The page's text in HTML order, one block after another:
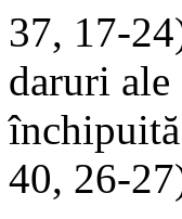
37, 17-
daruri
40, 26-